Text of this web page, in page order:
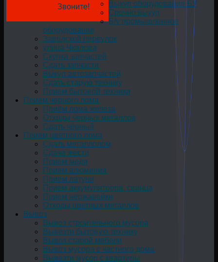
Звоните!
Выкуп оборудования БУ
Срочно выкуп
Б/у промышленное
оборудование
Заводской переулок
улица Чкалова
Скупка запчастей
Сдать запчасти
Выкуп автозапчастей
Сдать старую технику
Прием бытовой техники
Прием черного лома
Приём лома железа
Отходы черных металлов
Сдать чёрный
Прием цветного лома
Сдать металлолом
Сдача жести
Прием меди
Прием алюминия
Прием латуни
Прием аккумуляторов, свинца
Прием нержавейки
Отходы цветных металлов
Вывоз
Вывоз строительного мусора
Вывезти бытовую технику
Вывоз старой мебели
Вывоз мусора с частного дома
Вывезти мусор с квартиры